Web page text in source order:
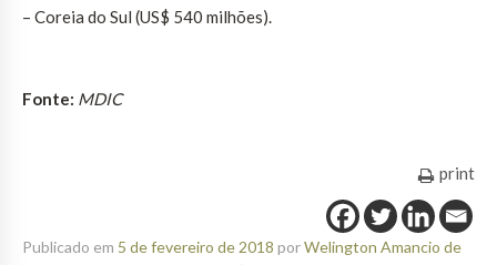
– Coreia do Sul (US$ 540 milhões).
Fonte: MDIC
print
Publicado em 5 de fevereiro de 2018 porWelington Amancio de